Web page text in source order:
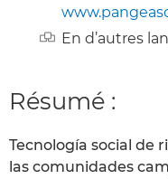
En d’autres
Résumé :
Tecnología social de
las comunidades